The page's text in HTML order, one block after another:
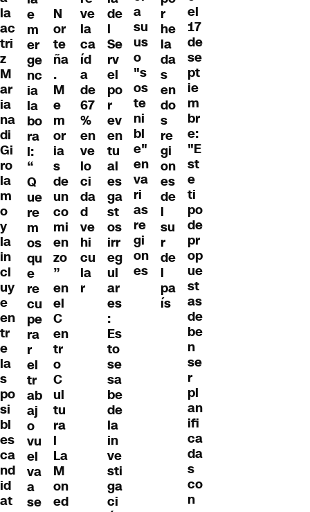
la
ac
tri
z
M
ar
ia
na
di
Gi
ro
la
m
o
y
la
in
cl
uy
e
en
tr
e
la
s
po
si
bl
es
ca
nd
id
at
e
m
er
ge
nc
ia
la
bo
ra
l:
“
Q
ue
re
m
os
qu
e
re
cu
pe
ra
r
el
tr
ab
aj
o
vu
el
va
a
se
N
or
te
ña
.
M
e
m
or
ia
s
de
un
co
mi
en
zo
”
en
el
C
en
tr
o
C
ul
tu
ra
l
La
M
on
ed
ve
la
ca
íd
a
de
67
%
en
ve
lo
ci
da
d
ve
hi
cu
la
r
de
l
Se
rv
el
po
r
ev
en
tu
al
es
ga
st
os
irr
eg
ul
ar
es
:
Es
to
se
sa
be
de
la
in
ve
sti
ga
ci
a
su
us
o
"s
os
te
ni
bl
e"
en
va
ri
as
re
gi
on
es
r
he
la
da
s
en
do
s
re
gi
on
es
de
l
su
r
de
l
pa
ís
el
17
de
se
pt
ie
m
br
e:
"E
st
e
ti
po
de
pr
op
ue
st
as
de
be
n
se
r
pl
an
ifi
ca
da
s
co
n